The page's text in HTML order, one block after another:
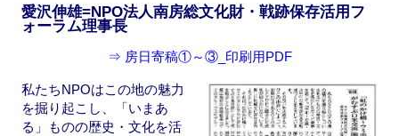
愛沢伸雄=NPO法人南房総文化財・戦跡保存活用フ
ォーラム理事長
⇒ 房日寄稿①～③_印刷用PDF
私たちNPOはこの地の魅力
を掘り起こし、「いまあ
る」ものの歴史・文化を活